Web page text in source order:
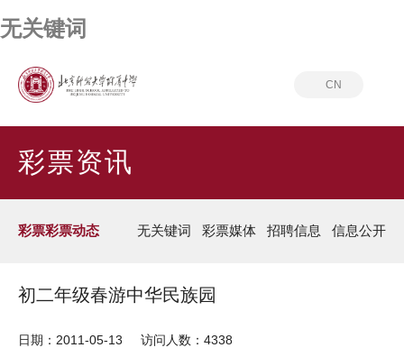
无关键词
CN
彩票资讯
彩票彩票动态 无关键词 彩票媒体 招聘信息 信息公开
初二年级春游中华民族园
日期：2011-05-13
访问人数：4338